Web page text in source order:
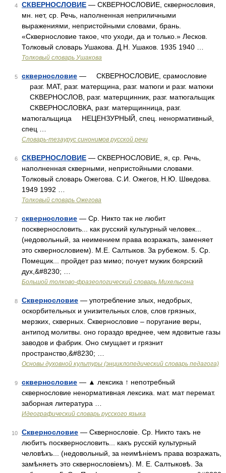
4 СКВЕРНОСЛОВИЕ — СКВЕРНОСЛОВИЕ, сквернословия,
мн. нет, ср. Речь, наполненная неприличными
выражениями, непристойными словами, брань.
«Сквернословие такое, что уходи, да и только.» Лесков.
Толковый словарь Ушакова. Д.Н. Ушаков. 1935 1940 …
Толковый словарь Ушакова
5 сквернословие — СКВЕРНОСЛОВИЕ, срамословие
разг. МАТ, разг. матерщина, разг. матюги и разг. матюки
СКВЕРНОСЛОВ, разг. матерщинник, разг. матюгальщик
СКВЕРНОСЛОВКА, разг. матерщинница, разг.
матюгальщица НЕЦЕНЗУРНЫЙ, спец. ненормативный,
спец …
Словарь-тезаурус синонимов русской речи
6 СКВЕРНОСЛОВИЕ — СКВЕРНОСЛОВИЕ, я, ср. Речь,
наполненная скверными, непристойными словами.
Толковый словарь Ожегова. С.И. Ожегов, Н.Ю. Шведова.
1949 1992 …
Толковый словарь Ожегова
7 сквернословие — Ср. Никто так не любит
посквернословить... как русский культурный человек...
(недовольный, за неимением права возражать, заменяет
это сквернословием). М.Е. Салтыков. За рубежом. 5. Ср.
Помещик... пройдет раз мимо; почует мужик боярский
дух,&#8230; …
Большой толково-фразеологический словарь Михельсона
8 Сквернословие — употребление злых, недобрых,
оскорбительных и унизительных слов, слов грязных,
мерзких, скверных. Сквернословие – поругание веры,
антипод молитвы. оно гораздо вреднее, чем ядовитые газы
заводов и фабрик. Оно смущает и грязнит
пространство,&#8230; …
Основы духовной культуры (энциклопедический словарь педагога)
9 сквернословие — ▲ лексика ↑ непотребный
сквернословие ненормативная лексика. мат. мат перемат.
заборная литература …
Идеографический словарь русского языка
10 Сквернословие — Сквернословіе. Ср. Никто такъ не
любитъ посквернословить... какъ русскій культурный
человѣкъ... (недовольный, за неимѣніемъ права возражать,
замѣняетъ это сквернословіемъ). М. Е. Салтыковѣ. За